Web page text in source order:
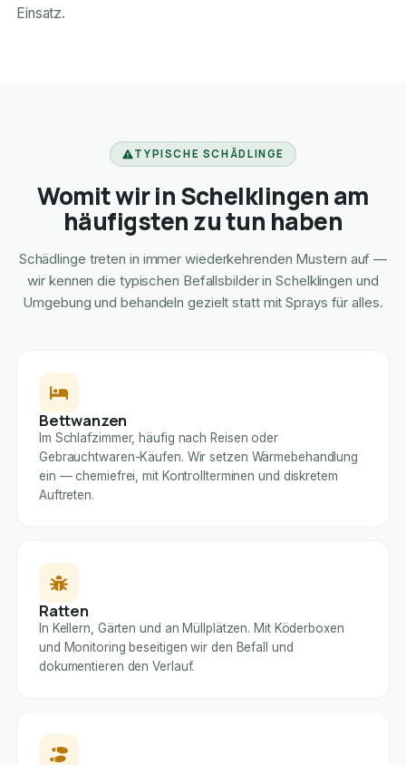
Einsatz.
TYPISCHE SCHÄDLINGE
Womit wir in Schelklingen am
häufigsten zu tun haben
Schädlinge treten in immer wiederkehrenden Mustern auf —
wir kennen die typischen Befallsbilder in Schelklingen und
Umgebung und behandeln gezielt statt mit Sprays für alles.
Bettwanzen
Im Schlafzimmer, häufig nach Reisen oder
Gebrauchtwaren-Käufen. Wir setzen Wärmebehandlung
ein — chemiefrei, mit Kontrollterminen und diskretem
Auftreten.
Ratten
In Kellern, Gärten und an Müllplätzen. Mit Köderboxen
und Monitoring beseitigen wir den Befall und
dokumentieren den Verlauf.